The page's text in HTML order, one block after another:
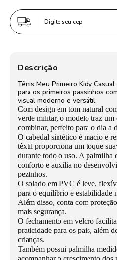
Casual
Bebê
Verde
Bebê
Digite seu cep
Descrição
Tênis Meu Primeiro Kidy
para os primeiros passinhos
visual moderno e versátil.
Com design em tom natural
verde militar, o modelo traz um
combinar, perfeito para o dia a
O cabedal sintético é macio e
têxtil proporciona um toque
durante todo o uso. A palmilha
conforto e auxilia no
pezinhos.
O solado em PVC é leve,
para o equilíbrio e estabilidade
Além disso, conta com
mais segurança.
O fechamento em velcro
praticidade para os pais, além
crianças.
Também possui palmilha
acompanhar o crescimento dos